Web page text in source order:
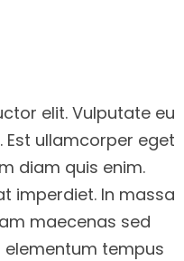
elit. Vulputate eu
Est ullamcorper eget
diam quis enim.
imperdiet. In massa
maecenas sed
elementum tempus